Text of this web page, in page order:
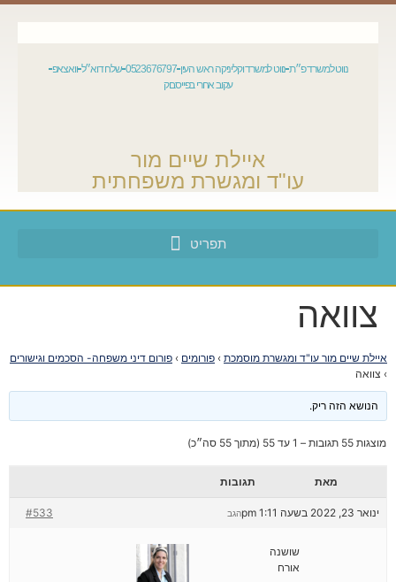
נווט למשרד פ״ת נווט למשרד וקליניקה ראש העין 0523676797 שלח דוא״ל וואצאפ
עקוב אחרי בפייסבוק
איילת שיים מור
עו"ד ומגשרת משפחתית
צוואה
איילת שיים מור עו"ד ומגשרת מוסמכת › פורומים › פורום דיני משפחה- הסכמים וגישורים
› צוואה
הנושא הזה ריק.
מוצגות 55 תגובות – 1 עד 55 (מתוך 55 סה״כ)
מאת תגובות
ינואר 23, 2022 בשעה 1:11 pm #533 הגב
שושנה
אורח